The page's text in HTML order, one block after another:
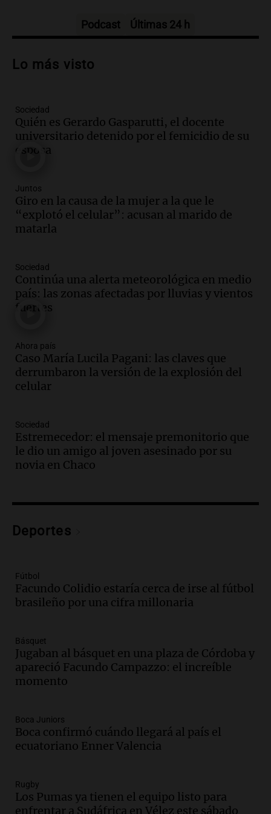
Audio.Debate en el Senado y protesta
Privada.
Audio.
la ley de Propiedad Privada debatida en
el Senado.
Viva la Radio Rosario
Audio.
por la Ley de Tierras: "Construyeron un
relato mentiroso"
Informados al regreso
gran expo, con concurso de panificados
y actividades destacadas
Panorama Federal
Episodios
violó libertad condicional al ir al
Mundial de Atlanta
Panorama Federal
Episodios
estudiantes y proyecta duplicar el
programa de movilidad sustentable
Viva la Radio
Episodios
tras condiciones invernales
Episodios
cuando el padre mira mucho el teléfono?
Educar entre todos
Episodios
Tecnológico en Villa María con dos
edificios icónicos
Panorama Federal
Episodios
controvertidos
Panorama Federal
Episodios
para modificar proyecto de propiedad
privada en el Senado Nacional
Panorama Federal
Podcast Últimas 24 h
Lo más visto
Sociedad
Quién es Gerardo Gasparutti, el docente
universitario detenido por el femicidio de su
esposa
Juntos
Giro en la causa de la mujer a la que le
“explotó el celular”: acusan al marido de
matarla
Sociedad
Continúa una alerta meteorológica en medio
país: las zonas afectadas por lluvias y vientos
fuertes
Ahora país
Caso María Lucila Pagani: las claves que
derrumbaron la versión de la explosión del
celular
Sociedad
Estremecedor: el mensaje premonitorio que
le dio un amigo al joven asesinado por su
novia en Chaco
Deportes
Fútbol
Facundo Colidio estaría cerca de irse al fútbol
brasileño por una cifra millonaria
Básquet
Jugaban al básquet en una plaza de Córdoba y
apareció Facundo Campazzo: el increíble
momento
Boca Juniors
Boca confirmó cuándo llegará al país el
ecuatoriano Enner Valencia
Rugby
Los Pumas ya tienen el equipo listo para
enfrentar a Sudáfrica en Vélez este sábado